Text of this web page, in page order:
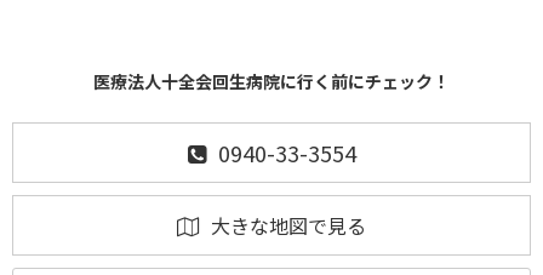
医療法人十全会回生病院に行く前にチェック！
0940-33-3554
大きな地図で見る